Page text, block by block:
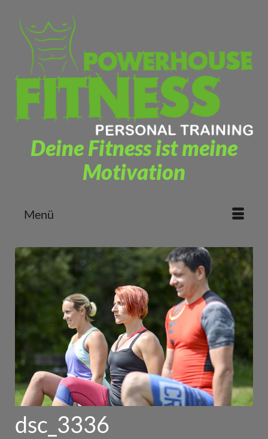
Deine Fitness ist meine
Motivation
Menü
dsc_3336